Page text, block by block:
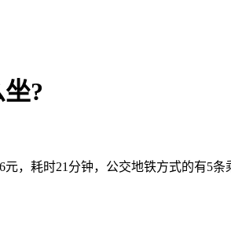
?
，耗时21分钟，公交地铁方式的有5